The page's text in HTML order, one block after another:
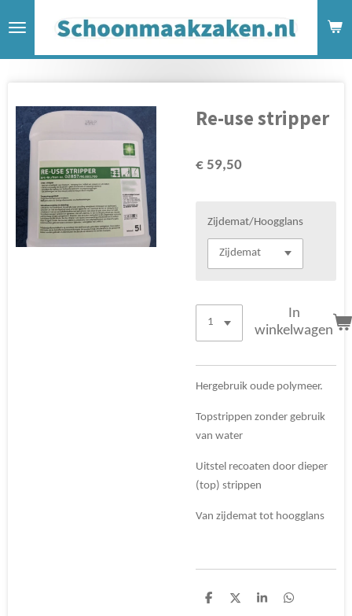
direct
Re-use stripper
€ 59,50
Zijdemat/Hoogglans
In
winkelwagen
Hergebruik oude polymeer.
Topstrippen zonder gebruik
van water
Uitstel recoaten door dieper
(top) strippen
Van zijdemat tot hoogglans
D
D
S
D